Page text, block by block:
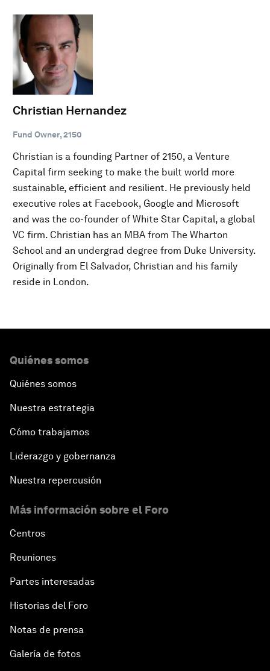
Christian Hernandez
Fund Owner, 2150
Christian is a founding Partner of 2150, a Venture
Capital firm seeking to make the built world more
sustainable, efficient and resilient. He previously held
executive roles at Facebook, Google and Microsoft
and was the co-founder of White Star Capital, a global
VC firm. Christian has an MBA from The Wharton
School and an undergrad degree from Duke University.
Originally from El Salvador, Christian and his family
reside in London.
Quiénes somos
Quiénes somos
Nuestra estrategia
Cómo trabajamos
Liderazgo y gobernanza
Nuestra repercusión
Más información sobre el Foro
Centros
Reuniones
Partes interesadas
Historias del Foro
Notas de prensa
Galería de fotos